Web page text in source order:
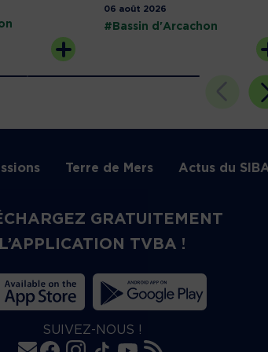
06 août 2026
#Bassin d'Arcachon
Terre de Mers Actus du
GRATUITEMENT
L’APPLICATION TVBA !
SUIVEZ-NOUS !